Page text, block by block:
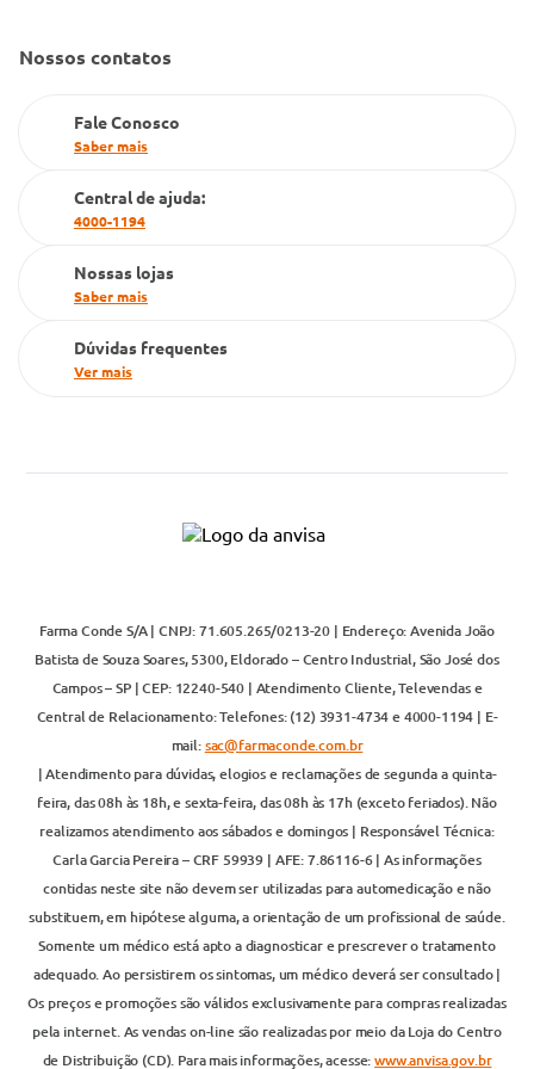
Nossos contatos
Fale Conosco
Saber mais
Central de ajuda:
4000-1194
Nossas lojas
Saber mais
Dúvidas frequentes
Ver mais
Farma Conde S/A | CNPJ: 71.605.265/0213-20 | Endereço: Avenida João
Batista de Souza Soares, 5300, Eldorado – Centro Industrial, São José dos
Campos – SP | CEP: 12240-540 | Atendimento Cliente, Televendas e
Central de Relacionamento: Telefones: (12) 3931-4734 e 4000-1194 | E-
mail:sac@farmaconde.com.br
| Atendimento para dúvidas, elogios e reclamações de segunda a quinta-
feira, das 08h às 18h, e sexta-feira, das 08h às 17h (exceto feriados). Não
realizamos atendimento aos sábados e domingos | Responsável Técnica:
Carla Garcia Pereira – CRF 59939 | AFE: 7.86116-6 | As informações
contidas neste site não devem ser utilizadas para automedicação e não
substituem, em hipótese alguma, a orientação de um profissional de saúde.
Somente um médico está apto a diagnosticar e prescrever o tratamento
adequado. Ao persistirem os sintomas, um médico deverá ser consultado |
Os preços e promoções são válidos exclusivamente para compras realizadas
pela internet. As vendas on-line são realizadas por meio da Loja do Centro
de Distribuição (CD). Para mais informações, acesse:www.anvisa.gov.br